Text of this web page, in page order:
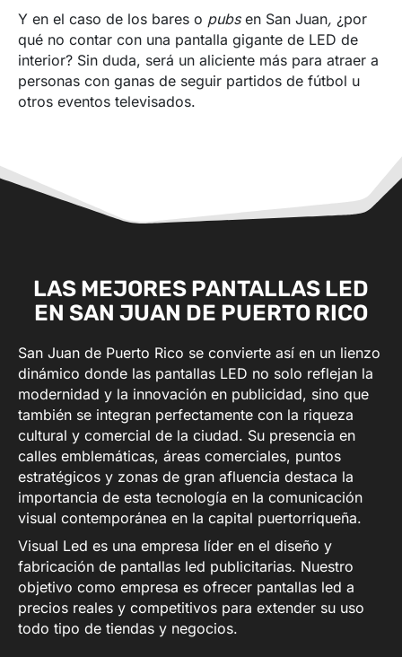
Y en el caso de los bares o pubsen San Juan, ¿por
qué no contar con una pantalla gigante de LED de
interior? Sin duda, será un aliciente más para atraer a
personas con ganas de seguir partidos de fútbol u
otros eventos televisados.
LAS MEJORES PANTALLAS LED
EN SAN JUAN DE PUERTO RICO
San Juan de Puerto Rico se convierte así en un lienzo
dinámico donde las pantallas LED no solo reflejan la
modernidad y la innovación en publicidad, sino que
también se integran perfectamente con la riqueza
cultural y comercial de la ciudad. Su presencia en
calles emblemáticas, áreas comerciales, puntos
estratégicos y zonas de gran afluencia destaca la
importancia de esta tecnología en la comunicación
visual contemporánea en la capital puertorriqueña.
Visual Led es una empresa líder en el diseño y
fabricación de pantallas led publicitarias. Nuestro
objetivo como empresa es ofrecer pantallas led a
precios reales y competitivos para extender su uso
todo tipo de tiendas y negocios.